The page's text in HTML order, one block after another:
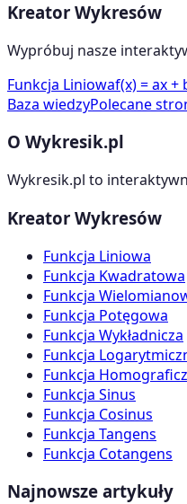
Kreator Wykresów
Wypróbuj nasze
Funkcja Liniowaf(x) = ax +
Baza wiedzyPolecane
O Wykresik.pl
Wykresik.pl to
Kreator Wykresów
Funkcja Liniowa
Funkcja Kwadratowa
Funkcja
Funkcja Potęgowa
Funkcja Wykładnicza
Funkcja
Funkcja
Funkcja Sinus
Funkcja Cosinus
Funkcja Tangens
Funkcja Cotangens
Najnowsze artykuły